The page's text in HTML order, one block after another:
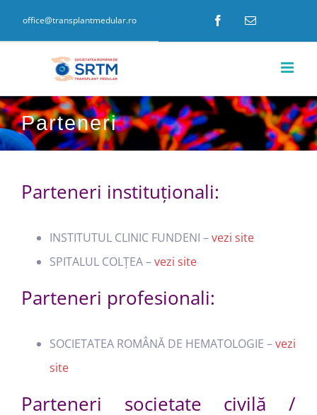
office@transplantmedular.ro Facebook
E-
Parteneri
Parteneri instituționali:
INSTITUTUL CLINIC FUNDENI –vezi site
SPITALUL COLȚEA –vezi site
Parteneri profesionali:
SOCIETATEA ROMÂNĂ DE HEMATOLOGIE –vezi
site
Parteneri societate civilă /